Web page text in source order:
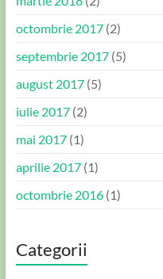
octombrie 2017(2)
septembrie 2017(5)
august 2017(5)
iulie 2017(2)
mai 2017(1)
aprilie 2017(1)
octombrie 2016(1)
Categorii